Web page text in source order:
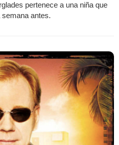
pertenece a una niña que
antes.